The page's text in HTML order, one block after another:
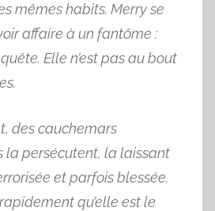
mêmes habits. Merry se
affaire à un fantôme :
Elle n’est pas au bout
des cauchemars
la persécutent, la laissant
et parfois blessée.
qu’elle est le